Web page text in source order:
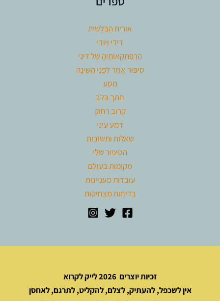
אוֹרִית הַבַּלָּשִׁית
דִּידִי וְיוּדִי
הַרְפַּתְקָאוֹתֶיהָ שֶׁל דִּינִי
סִיפּוּר אֶחָד לִפְנֵי הַשֵּׁינָה
מסע
חתך בלב
קרוב רחוק
דמע עיני
שאלות ותשובות
הסיפור שלי
מקומות בעולם
עובדות מעניינות
בדיחות מצחיקות
זכיות יוצרים 2026 לייק לקרוא
אין לשכפל, להעתיק, לצלם, להקליט, לתרגם, לאחסן